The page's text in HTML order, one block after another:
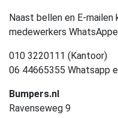
Naast bellen en E-mailen
medewerkers
010 3220111 (Kantoor)
06 44665355 Whatsapp
Bumpers.nl
Ravenseweg 9